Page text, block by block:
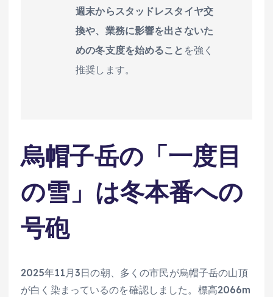
週末からスタッドレスタイヤ交
換や、業務に影響を出さないた
めの冬支度を始めること を強く
推奨します。
烏帽子岳の「一度目
の雪」は冬本番への
号砲
2025年11月3日の朝、多くの市民が烏帽子岳の山頂
が白く染まっているのを確認しました。標高2066m